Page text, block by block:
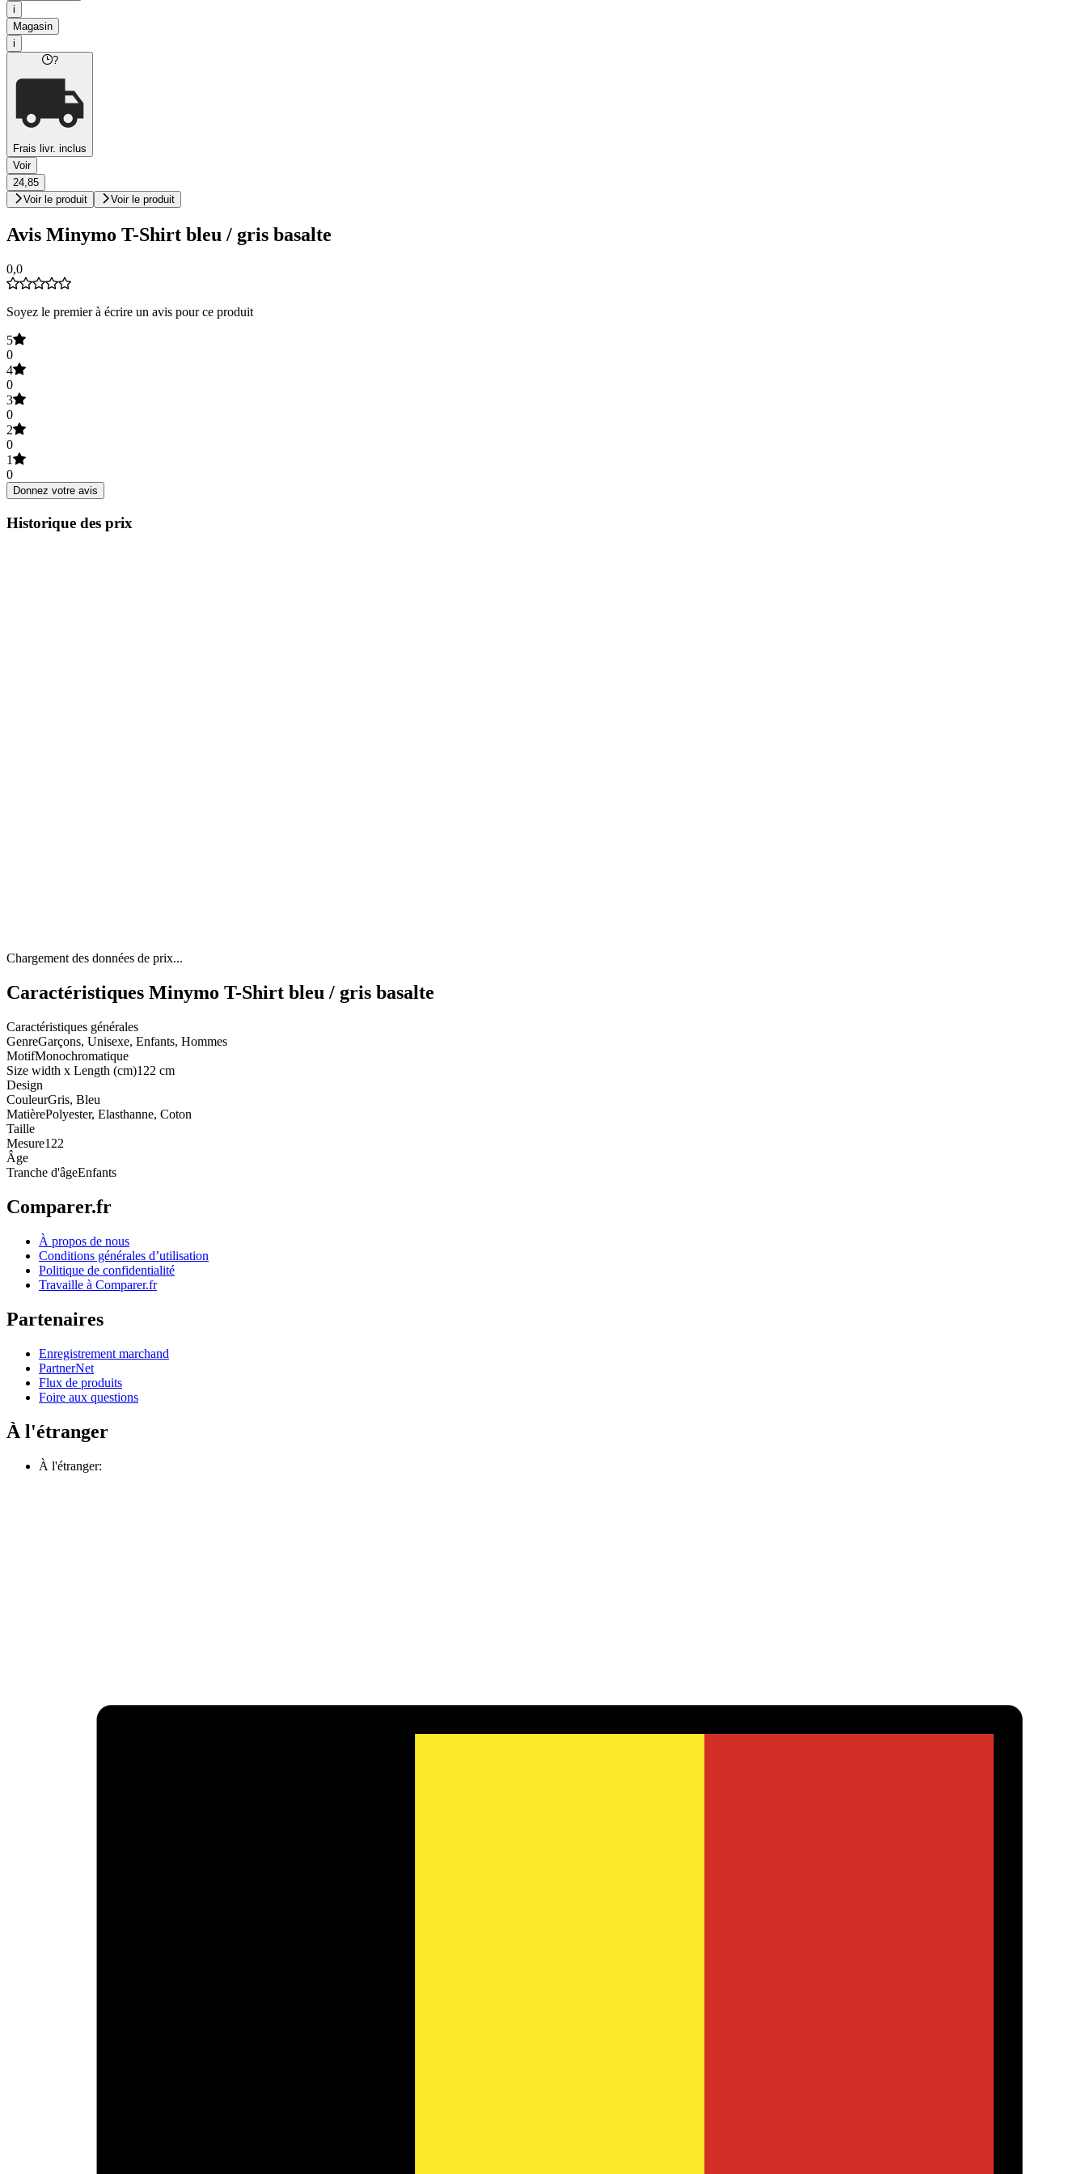
i
Magasin
i
?
Frais livr. inclus
Voir
24,85
Voir le produit
Voir le produit
Avis Minymo T-Shirt bleu / gris basalte
0,0
Soyez le premier à écrire un avis pour ce produit
5
0
4
0
3
0
2
0
1
0
Donnez votre avis
Historique des prix
Chargement des données de prix...
Caractéristiques Minymo T-Shirt bleu / gris basalte
Caractéristiques générales
GenreGarçons, Unisexe, Enfants, Hommes
MotifMonochromatique
Size width x Length (cm)122 cm
Design
CouleurGris, Bleu
MatièrePolyester, Elasthanne, Coton
Taille
Mesure122
Âge
Tranche d'âgeEnfants
Comparer.fr
À propos de nous
Conditions générales d’utilisation
Politique de confidentialité
Travaille à Comparer.fr
Partenaires
Enregistrement marchand
PartnerNet
Flux de produits
Foire aux questions
À l'étranger
À l'étranger: